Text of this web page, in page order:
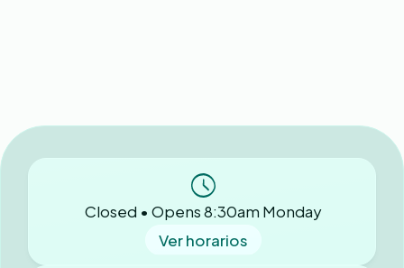
Closed • Opens 8:30am Monday
Ver horarios